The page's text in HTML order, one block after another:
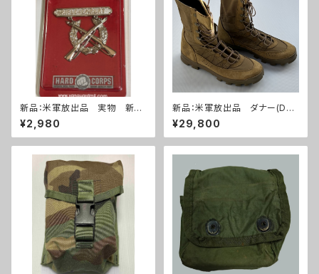
新品：米軍放出品 実物 新
品 ライフルエキスパート 勲
章(A285)
¥2,980
新品：米軍放出品 ダナー(Dan
ner)ブーツ(A0255)
¥29,800